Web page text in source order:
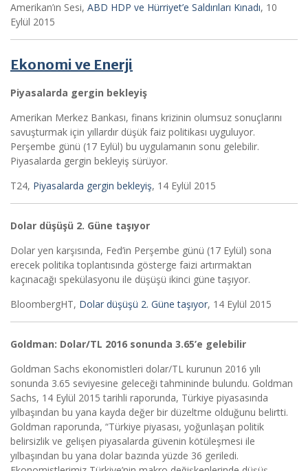
Amerikan’ın Sesi, ABD HDP ve Hürriyet’e Saldırıları Kınadı, 10
Eylül 2015
Ekonomi ve Enerji
Piyasalarda gergin bekleyiş
Amerikan Merkez Bankası, finans krizinin olumsuz sonuçlarını
savuşturmak için yıllardır düşük faiz politikası uyguluyor.
Perşembe günü (17 Eylül) bu uygulamanın sonu gelebilir.
Piyasalarda gergin bekleyiş sürüyor.
T24, Piyasalarda gergin bekleyiş, 14 Eylül 2015
Dolar düşüşü 2. Güne taşıyor
Dolar yen karşısında, Fed’in Perşembe günü (17 Eylül) sona
erecek politika toplantısında gösterge faizi artırmaktan
kaçınacağı spekülasyonu ile düşüşü ikinci güne taşıyor.
BloombergHT, Dolar düşüşü 2. Güne taşıyor, 14 Eylül 2015
Goldman: Dolar/TL 2016 sonunda 3.65’e gelebilir
Goldman Sachs ekonomistleri dolar/TL kurunun 2016 yılı
sonunda 3.65 seviyesine geleceği tahmininde bulundu. Goldman
Sachs, 14 Eylül 2015 tarihli raporunda, Türkiye piyasasında
yılbaşından bu yana kayda değer bir düzeltme olduğunu belirtti.
Goldman raporunda, “Türkiye piyasası, yoğunlaşan politik
belirsizlik ve gelişen piyasalarda güvenin kötüleşmesi ile
yılbaşından bu yana dolar bazında yüzde 36 geriledi.